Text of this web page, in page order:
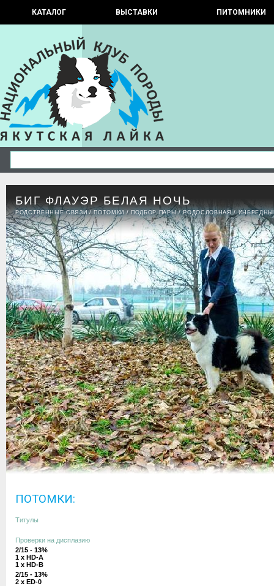
КАТАЛОГ ВЫСТАВКИ ПИТОМНИКИ
БИГ ФЛАУЭР БЕЛАЯ НОЧЬ
РОДСТВЕННЫЕ СВЯЗИ/ПОТОМКИ / ПОДБОР ПАРЫ /РОДОСЛОВНАЯ/
ПОТОМКИ:
Титулы
Проверки на дисплазию
2/15 - 13%
1 x HD-A
1 x HD-B
2/15 - 13%
2 x ED-0